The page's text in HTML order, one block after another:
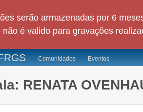
serão armazenadas por 6
é valido para gravações
Comunidades Eventos
RENATA